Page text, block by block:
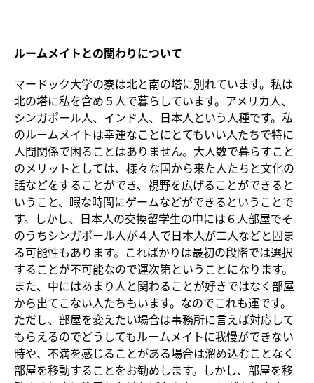
ルームメイトとの関わりについて
マードック大学の寮は北と南の塔に別れています。私は
北の塔に私を含め５人で暮らしています。アメリカ人、
シンガポール人、インド人、日本人という人種です。私
のルームメイトは幸運なことにとてもいい人たちで特に
人間関係で困ることはありません。大人数で暮らすこと
のメリットとしては、様々な国から来た人たちと文化の
話などをすることができ、視野を広げることができると
いうこと、暇な時間にゲームなどができるということで
す。しかし、日本人の交換留学生の中には６人部屋でそ
のうちシンガポール人が４人で日本人が二人などと固ま
る可能性もあります。こればかりは最初の段階では選択
することが不可能なので運次第ということになります。
また、中にはあまり人と関わることが好きではなく部屋
から出てこない人たちもいます。なのでこれも運です。
ただし、部屋を変えたい場合は事務所に言えば対応して
もらえるのでどうしてもルームメイトに我慢ができない
時や、不満を感じることがある場合は溜め込むことなく
部屋を移動することをお勧めします。しかし、部屋を移